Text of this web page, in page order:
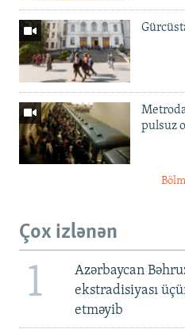
pulsuz
Çox izlənən
1
Azərbaycan
ekstradisiyası
etməyib